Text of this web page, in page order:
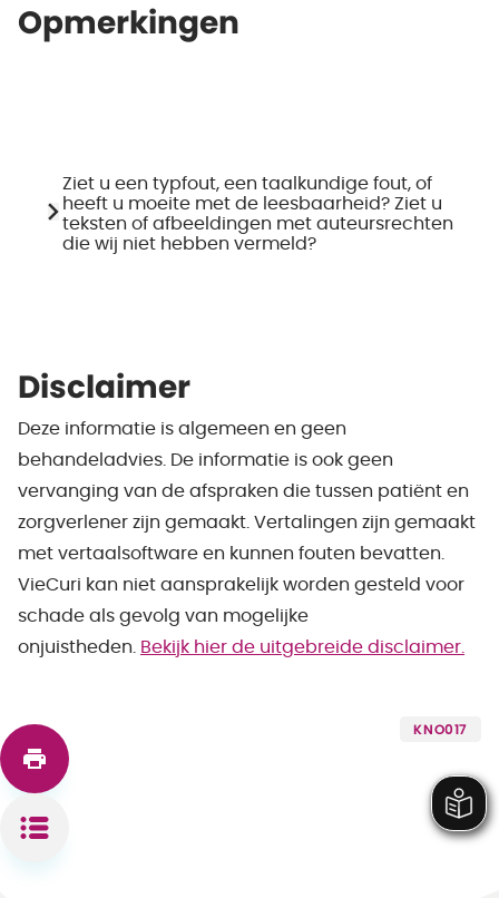
Opmerkingen
Ziet u een typfout, een taalkundige fout, of
heeft u moeite met de leesbaarheid? Ziet u
teksten of afbeeldingen met auteursrechten
die wij niet hebben vermeld?
Disclaimer
Deze informatie is algemeen en geen
behandeladvies. De informatie is ook geen
vervanging van de afspraken die tussen patiënt en
zorgverlener zijn gemaakt. Vertalingen zijn gemaakt
met vertaalsoftware en kunnen fouten bevatten.
VieCuri kan niet aansprakelijk worden gesteld voor
schade als gevolg van mogelijke
onjuistheden.
Bekijk hier de uitgebreide disclaimer.
KNO017